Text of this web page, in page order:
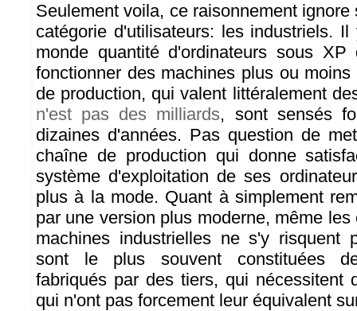
Seulement voila, ce raisonnement
catégorie d'utilisateurs: les industriels.
monde quantité d'ordinateurs sous
fonctionner des machines plus ou
de production, qui valent littéralement
n'est pas des milliards, sont sensés
dizaines d'années. Pas question de
chaîne de production qui donne
système d'exploitation de ses
plus à la mode. Quant à simplement
par une version plus moderne, même
machines industrielles ne s'y risquent
sont le plus souvent constituées de
fabriqués par des tiers, qui nécessitent
qui n'ont pas forcement leur équivalent